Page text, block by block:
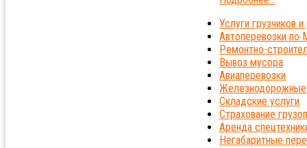
Услуги грузчиков
Автоперевозки по
Ремонтно-
Вывоз мусора
Авиаперевозки
Железнодорожные
Складские услуги
Страхование
Аренда
Негабаритные